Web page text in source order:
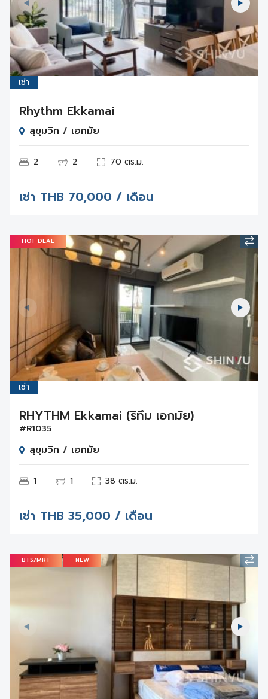
เช่า
Rhythm Ekkamai
สุขุมวิท / เอกมัย
2 2 70 ตร.ม.
เช่า THB 70,000 / เดือน
HOT DEAL
เช่า
RHYTHM Ekkamai (ริทึ่ม เอกมัย)
#R1035
สุขุมวิท / เอกมัย
1 1 38 ตร.ม.
เช่า THB 35,000 / เดือน
BTS/MRT NEW